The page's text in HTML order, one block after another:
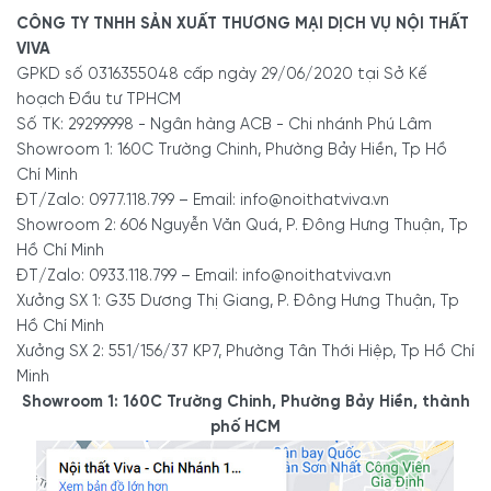
tính liền mạch và thẩm mỹ tối đa, không gian rộng mở.
Ngoài ra, phải kể đến những loại vách ngăn như:
Vách kính khung gỗ
Vách kính cố định kính bằng phụ kiện chân nhện
>> Xem thêm:Phụ Kiện Tủ Bếpbao gồmBồn Chậu Rửa
Chén Bát,Giá Treo Ly
Kệ Góc Liên Hoàn,Kệ Tủ Kho ,Kệ Xoong Nồi,Khay
Chia,Thùng Gạo Âm Tủ,Thùng Rác Âm Tủ ,Vòi Rửa Chén
Bát,... trong
3.3. Phân loại theo cơ chế hoạt động
Vách kính cố định: Loại vách lắp đặt theo dạng cố định,
không dùng để mở cửa. Được dùng làm bức tường ngăn
chia không gian trong suốt như hành lang, mặt dựng.
CÔNG TY TNHH SẢN XUẤT THƯƠNG MẠI DỊCH VỤ NỘI THẤT
VIVA
GPKD số 0316355048 cấp ngày 29/06/2020 tại Sở Kế
hoạch Đầu tư TPHCM
Số TK: 29299998 - Ngân hàng ACB - Chi nhánh Phú Lâm
Showroom 1: 160C Trường Chinh, Phường Bảy Hiền, Tp Hồ
Chí Minh
ĐT/Zalo: 0977.118.799 – Email: info@noithatviva.vn
Showroom 2: 606 Nguyễn Văn Quá, P. Đông Hưng Thuận, Tp
Hồ Chí Minh
ĐT/Zalo: 0933.118.799 – Email: info@noithatviva.vn
Xưởng SX 1: G35 Dương Thị Giang, P. Đông Hưng Thuận, Tp
Hồ Chí Minh
Xưởng SX 2: 551/156/37 KP7, Phường Tân Thới Hiệp, Tp Hồ Chí
Minh
Showroom 1: 160C Trường Chinh, Phường Bảy Hiền, thành
phố HCM